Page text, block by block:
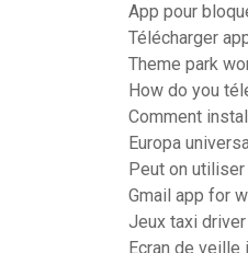
App pour
Télécharger
Theme park
How do you
Comment
Europa
Peut on
Gmail app for
Jeux taxi
Ecran de